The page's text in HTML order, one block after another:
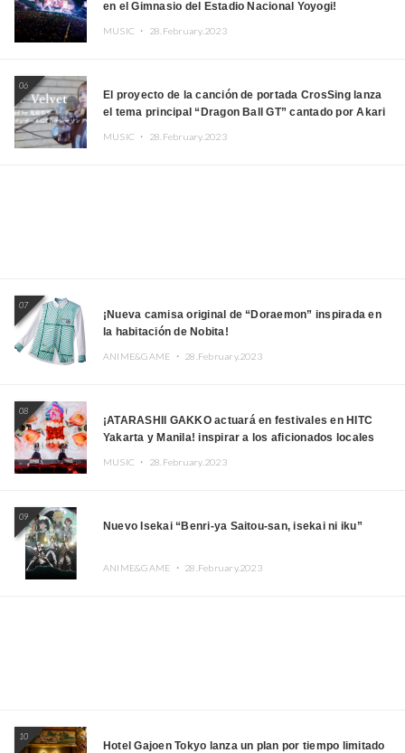
en el Gimnasio del Estadio Nacional Yoyogi!
MUSIC ・ 28.February.2023
06
El proyecto de la canción de portada CrosSing lanza
el tema principal “Dragon Ball GT” cantado por Akari
MUSIC ・ 28.February.2023
07
¡Nueva camisa original de “Doraemon” inspirada en
la habitación de Nobita!
ANIME&GAME ・ 28.February.2023
08
¡ATARASHII GAKKO actuará en festivales en HITC
Yakarta y Manila! inspirar a los aficionados locales
MUSIC ・ 28.February.2023
09
Nuevo Isekai “Benri-ya Saitou-san, isekai ni iku”
ANIME&GAME ・ 28.February.2023
10
Hotel Gajoen Tokyo lanza un plan por tiempo limitado